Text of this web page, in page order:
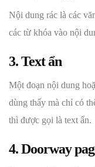
Nội dung rác là các
các từ khóa vào nội
3. Text ẩn
Một đoạn nội dung
dùng thấy mà chỉ có
thì được gọi là text ẩn.
4. Doorway